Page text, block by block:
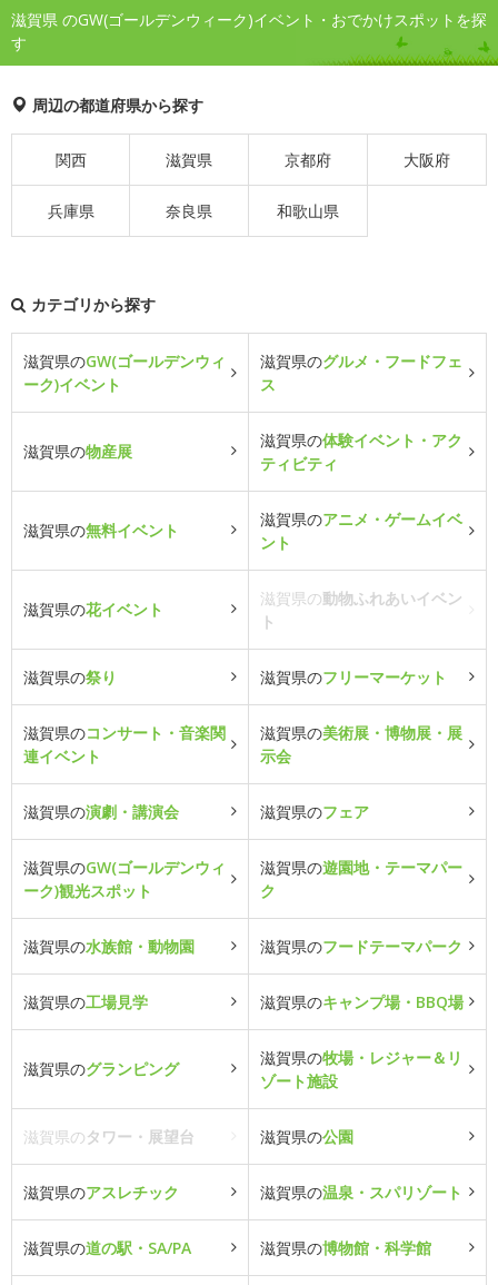
滋賀県 のGW(ゴールデンウィーク)イベント・おでかけスポットを探
す
周辺の都道府県から探す
関西 滋賀県 京都府 大阪府
兵庫県 奈良県 和歌山県
カテゴリから探す
滋賀県のGW(ゴールデンウィ
ーク)イベント
滋賀県のグルメ・フードフェ
ス
滋賀県の物産展
滋賀県の体験イベント・アク
ティビティ
滋賀県の無料イベント
滋賀県のアニメ・ゲームイベ
ント
滋賀県の花イベント
滋賀県の動物ふれあいイベン
ト
滋賀県の祭り 滋賀県のフリーマーケット
滋賀県のコンサート・音楽関
連イベント
滋賀県の美術展・博物展・展
示会
滋賀県の演劇・講演会 滋賀県のフェア
滋賀県のGW(ゴールデンウィ
ーク)観光スポット
滋賀県の遊園地・テーマパー
ク
滋賀県の水族館・動物園 滋賀県のフードテーマパーク
滋賀県の工場見学 滋賀県のキャンプ場・BBQ場
滋賀県のグランピング
滋賀県の牧場・レジャー＆リ
ゾート施設
滋賀県のタワー・展望台 滋賀県の公園
滋賀県のアスレチック 滋賀県の温泉・スパリゾート
滋賀県の道の駅・SA/PA 滋賀県の博物館・科学館